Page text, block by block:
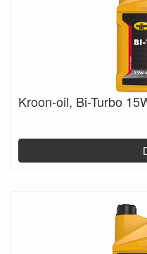
Kroon-oil, Bi-Turbo